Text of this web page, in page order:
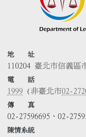
地 址
110204 臺北市信義區
電 話
1999 (非臺北市02-
傳 真
02-27596695、02-
陳情系統